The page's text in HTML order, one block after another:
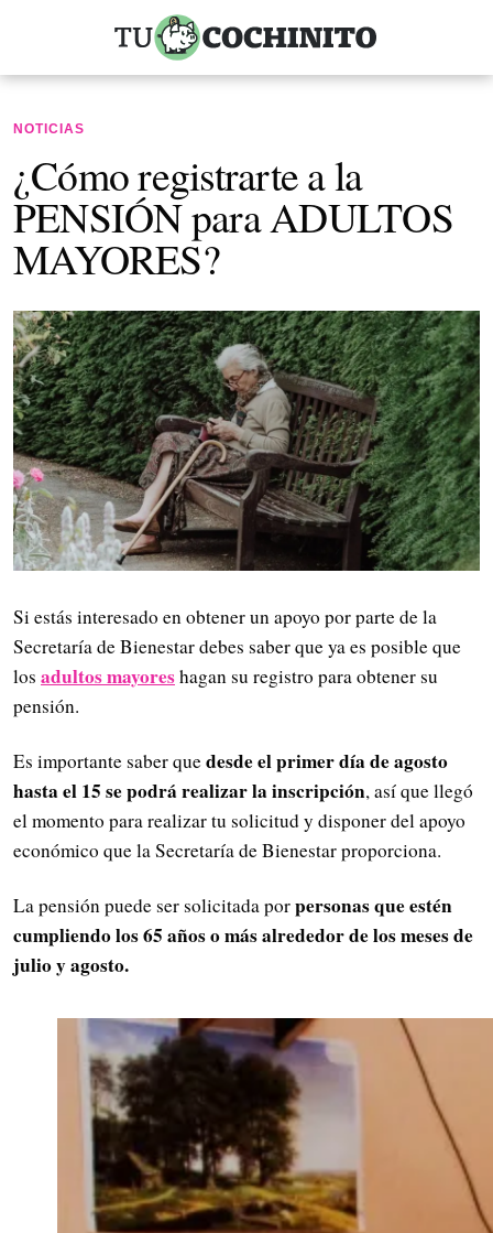
NOTICIAS
¿Cómo registrarte a la
PENSIÓN para ADULTOS
MAYORES?
Si estás interesado en obtener un apoyo por parte de la
Secretaría de Bienestar debes saber que ya es posible que
los adultos mayoreshagan su registro para obtener su
pensión.
Es importante saber quedesde el primer día de agosto
hasta el 15 se podrá realizar la inscripción, así que llegó
el momento para realizar tu solicitud y disponer del apoyo
económico que la Secretaría de Bienestar proporciona.
La pensión puede ser solicitada porpersonas que estén
cumpliendo los 65 años o más alrededor de los meses de
julio y agosto.